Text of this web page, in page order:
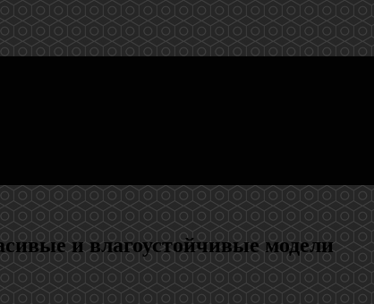
и влагоустойчивые модели